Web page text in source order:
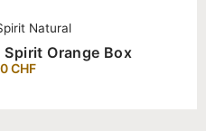
Natural
Orange Box
CHF